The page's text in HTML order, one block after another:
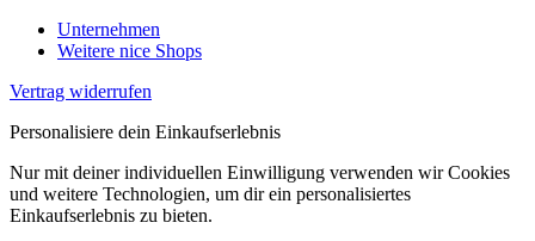
Unternehmen
Weitere nice Shops
Vertrag widerrufen
Personalisiere dein Einkaufserlebnis
Nur mit deiner individuellen Einwilligung verwenden wir Cookies
und weitere Technologien, um dir ein personalisiertes
Einkaufserlebnis zu bieten.